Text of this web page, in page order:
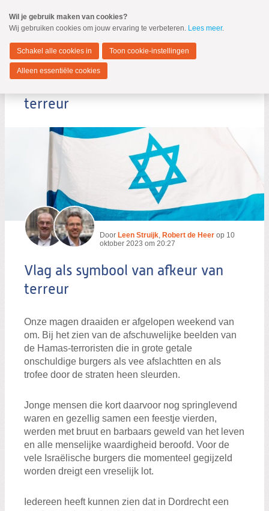
naar
Spring
de
inhoud
Spring
naar
hoofdmenu
Dordrecht
MENU
Zoeken
terreur
Door Leen Struijk, Robert de Heer op 10
oktober 2023 om 20:27
Vlag als symbool van afkeur van
terreur
Onze magen draaiden er afgelopen weekend van
om. Bij het zien van de afschuwelijke beelden van
de Hamas-terroristen die in grote getale
onschuldige burgers als vee afslachtten en als
trofee door de straten heen sleurden.
Jonge mensen die kort daarvoor nog springlevend
waren en gezellig samen een feestje vierden,
werden met bruut en barbaars geweld van het leven
en alle menselijke waardigheid beroofd. Voor de
vele Israëlische burgers die momenteel gegijzeld
worden dreigt een vreselijk lot.
Iedereen heeft kunnen zien dat in Dordrecht een
Wil je gebruik maken van cookies?
Wij gebruiken cookies om jouw ervaring te verbeteren. Lees meer.
Schakel alle cookies in Toon cookie-instellingen
Alleen essentiële cookies